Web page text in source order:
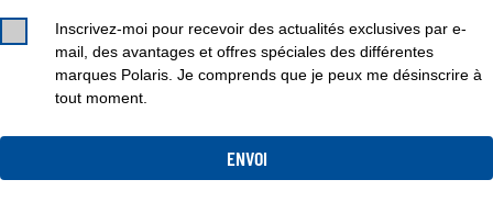
Inscrivez-moi pour recevoir des actualités exclusives par e-
mail, des avantages et offres spéciales des différentes
marques Polaris. Je comprends que je peux me désinscrire à
tout moment.